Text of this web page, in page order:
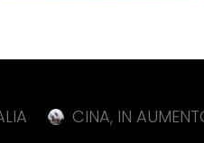
CINA, IN AUMENTO